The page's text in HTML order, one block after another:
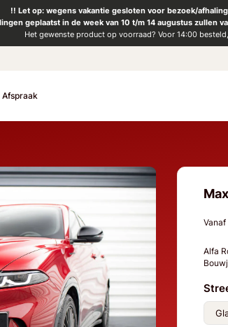
!! Let op: wegens vakantie gesloten voor bezoek/
geplaatst in de week van 10 t/m 14 augustus zullen
Het gewenste product op voorraad? Voor 14:00
Vanaf
Alfa